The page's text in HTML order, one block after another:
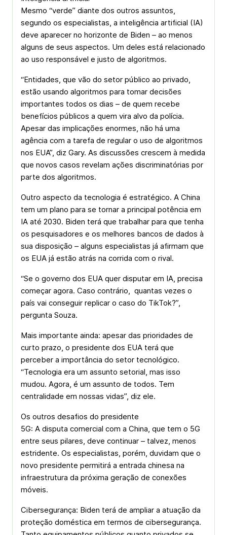
Mesmo “verde” diante dos outros assuntos,
segundo os especialistas, a inteligência artificial (IA)
deve aparecer no horizonte de Biden – ao menos
alguns de seus aspectos. Um deles está relacionado
ao uso responsável e justo de algoritmos.
“Entidades, que vão do setor público ao privado,
estão usando algoritmos para tomar decisões
importantes todos os dias – de quem recebe
benefícios públicos a quem vira alvo da polícia.
Apesar das implicações enormes, não há uma
agência com a tarefa de regular o uso de algoritmos
nos EUA”, diz Gary. As discussões crescem à medida
que novos casos revelam ações discriminatórias por
parte dos algoritmos.
Outro aspecto da tecnologia é estratégico. A China
tem um plano para se tornar a principal potência em
IA até 2030. Biden terá que trabalhar para que tenha
os pesquisadores e os melhores bancos de dados à
sua disposição – alguns especialistas já afirmam que
os EUA já estão atrás na corrida com o rival.
“Se o governo dos EUA quer disputar em IA, precisa
começar agora. Caso contrário, quantas vezes o
país vai conseguir replicar o caso do TikTok?”,
pergunta Souza.
Mais importante ainda: apesar das prioridades de
curto prazo, o presidente dos EUA terá que
perceber a importância do setor tecnológico.
“Tecnologia era um assunto setorial, mas isso
mudou. Agora, é um assunto de todos. Tem
centralidade em nossas vidas”, diz ele.
Os outros desafios do presidente
5G: A disputa comercial com a China, que tem o 5G
entre seus pilares, deve continuar – talvez, menos
estridente. Os especialistas, porém, duvidam que o
novo presidente permitirá a entrada chinesa na
infraestrutura da próxima geração de conexões
móveis.
Cibersegurança: Biden terá de ampliar a atuação da
proteção doméstica em termos de cibersegurança.